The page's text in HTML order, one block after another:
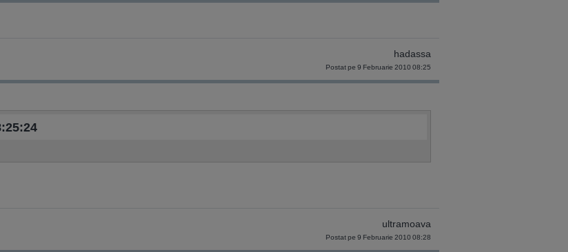
hadassa
Postat pe 9 Februarie 2010 08:25
ultramoava
Postat pe 9 Februarie 2010 08:28